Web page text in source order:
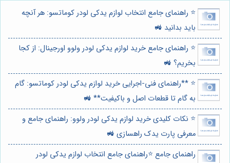
⭐️ راهنمای جامع انتخاب لوازم یدکی لودر کوماتسو: هر آنچه
باید بدانید 🚜
⭐️ راهنمای جامع خرید لوازم یدکی لودر ولوو اورجینال: از کجا
بخریم؟ 🚜
⭐️ **راهنمای فنی-اجرایی خرید لوازم یدکی لودر کوماتسو: گام
به گام تا قطعات اصل و باکیفیت** 🚜
⭐️ نکات کلیدی خرید لوازم یدکی لودر ولوو: راهنمای جامع و
معرفی پارت یدک راهسازی 🚜
راهنمای جامع ⭐️راهنمای جامع انتخاب لوازم یدکی لودر